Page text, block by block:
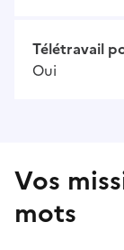
Télétravail
Oui
Vos
mots